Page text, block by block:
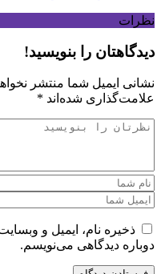
نظرات
دیدگاهتان را بنویسید!
نشانی ایمیل شما منتشر
علامت‌گذاری شده‌اند *
ذخیره نام، ایمیل و
دوباره دیدگاهی می‌نویسم.